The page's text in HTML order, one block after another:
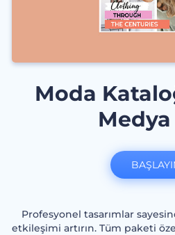
Moda
Profesyonel tasarımlar
etkileşimi artırın. Tüm paketi